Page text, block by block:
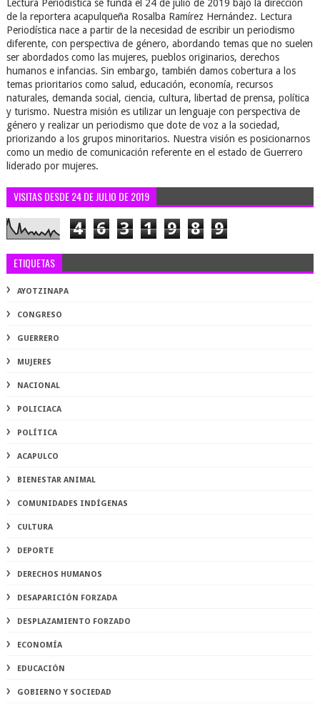
Lectura Periodística se funda el 24 de julio de 2019 bajo la dirección
de la reportera acapulqueña Rosalba Ramírez Hernández. Lectura
Periodística nace a partir de la necesidad de escribir un periodismo
diferente, con perspectiva de género, abordando temas que no suelen
ser abordados como las mujeres, pueblos originarios, derechos
humanos e infancias. Sin embargo, también damos cobertura a los
temas prioritarios como salud, educación, economía, recursos
naturales, demanda social, ciencia, cultura, libertad de prensa, política
y turismo. Nuestra misión es utilizar un lenguaje con perspectiva de
género y realizar un periodismo que dote de voz a la sociedad,
priorizando a los grupos minoritarios. Nuestra visión es posicionarnos
como un medio de comunicación referente en el estado de Guerrero
liderado por mujeres.
VISITAS DESDE 24 DE JULIO DE 2019
4 6 3 1 9 8 9
ETIQUETAS
AYOTZINAPA
CONGRESO
GUERRERO
MUJERES
NACIONAL
POLICIACA
POLÍTICA
ACAPULCO
BIENESTAR ANIMAL
COMUNIDADES INDÍGENAS
CULTURA
DEPORTE
DERECHOS HUMANOS
DESAPARICIÓN FORZADA
DESPLAZAMIENTO FORZADO
ECONOMÍA
EDUCACIÓN
GOBIERNO Y SOCIEDAD